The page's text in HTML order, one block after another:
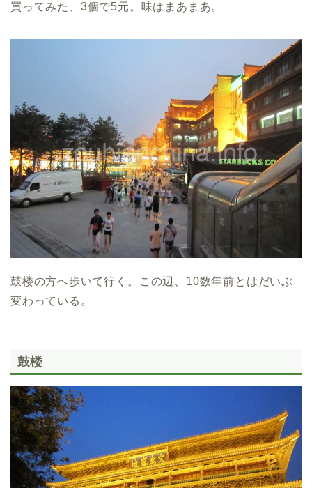
買ってみた、3個で5元。味はまあまあ。
鼓楼の方へ歩いて行く。この辺、10数年前とはだいぶ
変わっている。
鼓楼